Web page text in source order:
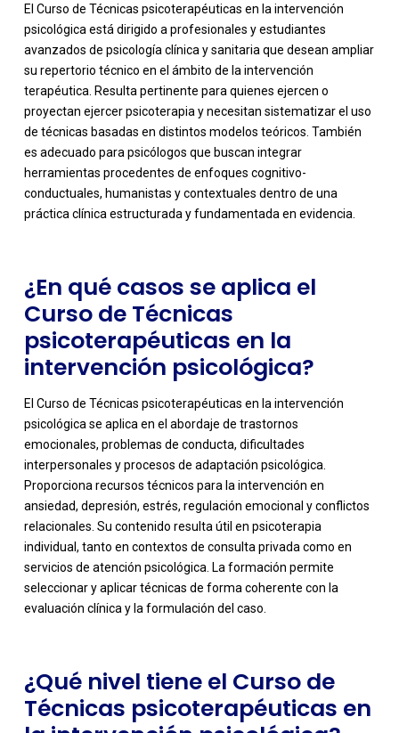
El Curso de Técnicas psicoterapéuticas en la intervención
psicológica está dirigido a profesionales y estudiantes
avanzados de psicología clínica y sanitaria que desean ampliar
su repertorio técnico en el ámbito de la intervención
terapéutica. Resulta pertinente para quienes ejercen o
proyectan ejercer psicoterapia y necesitan sistematizar el uso
de técnicas basadas en distintos modelos teóricos. También
es adecuado para psicólogos que buscan integrar
herramientas procedentes de enfoques cognitivo-
conductuales, humanistas y contextuales dentro de una
práctica clínica estructurada y fundamentada en evidencia.
-
¿En qué casos se aplica el
Curso de Técnicas
psicoterapéuticas en la
intervención psicológica?
El Curso de Técnicas psicoterapéuticas en la intervención
psicológica se aplica en el abordaje de trastornos
emocionales, problemas de conducta, dificultades
interpersonales y procesos de adaptación psicológica.
Proporciona recursos técnicos para la intervención en
ansiedad, depresión, estrés, regulación emocional y conflictos
relacionales. Su contenido resulta útil en psicoterapia
individual, tanto en contextos de consulta privada como en
servicios de atención psicológica. La formación permite
seleccionar y aplicar técnicas de forma coherente con la
evaluación clínica y la formulación del caso.
-
¿Qué nivel tiene el Curso de
Técnicas psicoterapéuticas en